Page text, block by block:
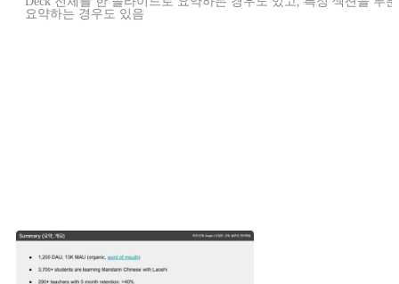
요약하는 경우도 있음